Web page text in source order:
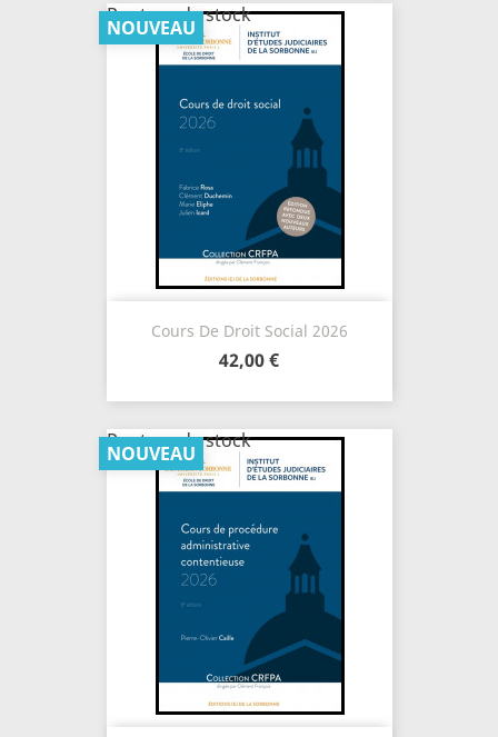
Cours De Droit Social 2026
42,00 €
NOUVEAU
Rupture de stock
NOUVEAU
Rupture de stock